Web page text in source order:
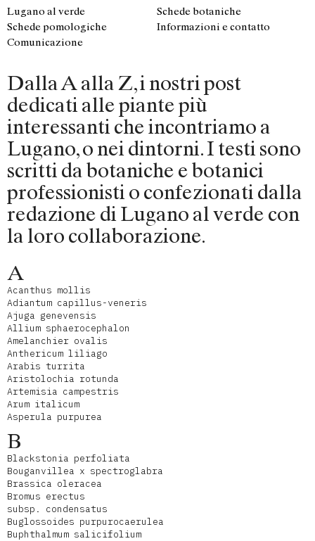
Lugano al verde
Schede botaniche
Schede pomologiche
Informazioni e contatto
Comunicazione
Dalla A alla Z, i nostri post
dedicati alle piante più
interessanti che incontriamo a
Lugano, o nei dintorni. I testi sono
scritti da botaniche e botanici
professionisti o confezionati dalla
redazione di Lugano al verde con
la loro collaborazione.
A
Acanthus mollis
Adiantum capillus-veneris
Ajuga genevensis
Allium sphaerocephalon
Amelanchier ovalis
Anthericum liliago
Arabis turrita
Aristolochia rotunda
Artemisia campestris
Arum italicum
Asperula purpurea
B
Blackstonia perfoliata
Bouganvillea x spectroglabra
Brassica oleracea
Bromus erectus
subsp. condensatus
Buglossoides purpurocaerulea
Buphthalmum salicifolium